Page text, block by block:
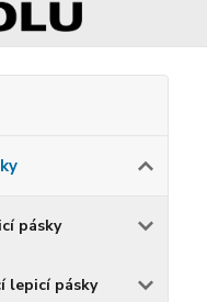
pásky
lepicí pásky